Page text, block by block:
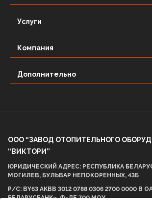
Услуги
Компания
Дополнительно
ООО “ЗАВОД ОТОПИТЕЛЬНОГО
“ВИКТОРИ”
ЮРИДИЧЕСКИЙ АДРЕС: РЕСПУБЛИКА
МОГИЛЕВ, БУЛЬВАР НЕПОКОРЕННЫХ, 43Б
Р/С: BY63 AKBB 3012 0788 0306 2700 0000 В
БЕЛАРУСБАНК», Ф-ЛЕ 700 МОУ